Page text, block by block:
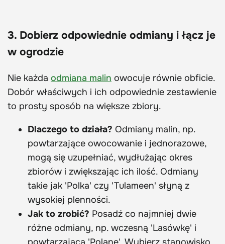
3. Dobierz odpowiednie odmiany i łącz je
w ogrodzie
Nie każda odmiana malin owocuje równie obficie.
Dobór właściwych i ich odpowiednie zestawienie
to prosty sposób na większe zbiory.
Dlaczego to działa? Odmiany malin, np.
powtarzające owocowanie i jednorazowe,
mogą się uzupełniać, wydłużając okres
zbiorów i zwiększając ich ilość. Odmiany
takie jak 'Polka' czy 'Tulameen' słyną z
wysokiej plenności.
Jak to zrobić? Posadź co najmniej dwie
różne odmiany, np. wczesną 'Lasówkę' i